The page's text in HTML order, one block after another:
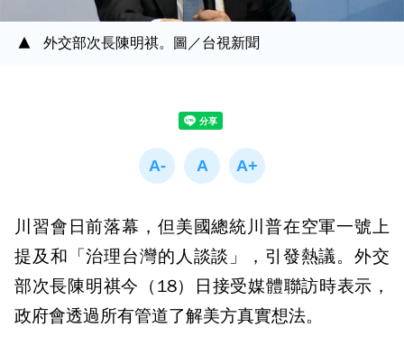
外交部次長陳明祺。圖／台視新聞
川習會日前落幕，但美國總統川普在空軍一號上
提及和「治理台灣的人談談」，引發熱議。外交
部次長陳明祺今（18）日接受媒體聯訪時表示，
政府會透過所有管道了解美方真實想法。